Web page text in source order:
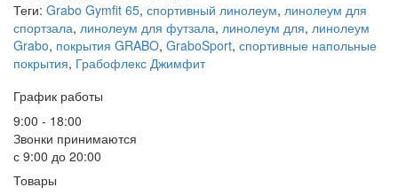
Теги: Grabo Gymfit 65, спортивный линолеум, линолеум для
спортзала, линолеум для футзала, линолеум для, линолеум
Grabo, покрытия GRABO, GraboSport, спортивные напольные
покрытия, Грабофлекс Джимфит
График работы
9:00 - 18:00
Звонки принимаются
с 9:00 до 20:00
Товары